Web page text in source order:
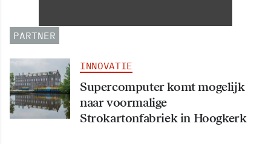
PARTNER
INNOVATIE
Supercomputer komt mogelijk
naar voormalige
Strokartonfabriek in Hoogkerk